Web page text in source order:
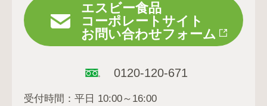
エスビー食品
コーポレートサイト
お問い合わせフォーム
0120-120-671
受付時間：平日 10:00～16:00